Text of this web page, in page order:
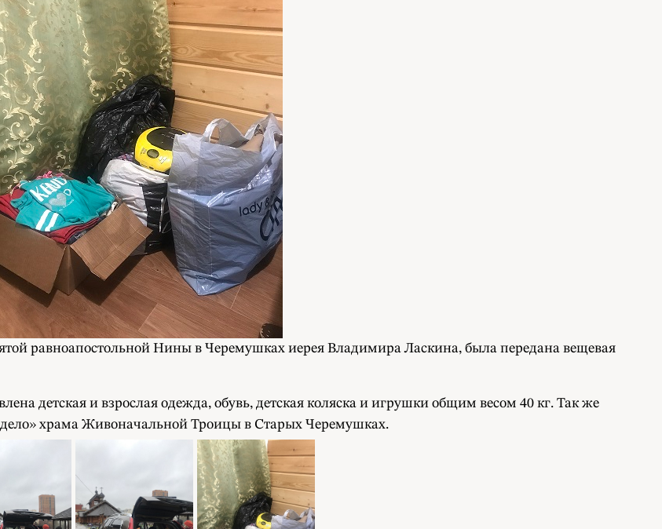
равноапостольной Нины в Черемушках иерея Владимира Ласкина, была передана вещевая
детская и взрослая одежда, обувь, детская коляска и игрушки общим весом 40 кг. Так же
храма Живоначальной Троицы в Старых Черемушках.